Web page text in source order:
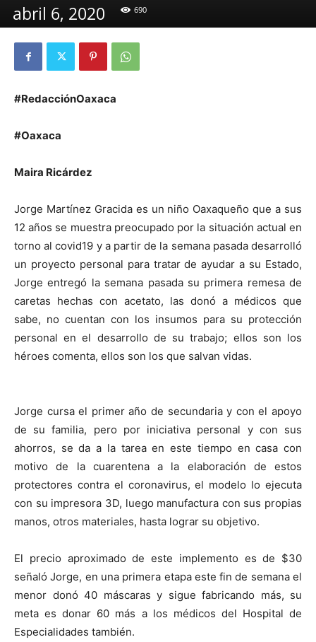
abril 6, 2020 690
#RedacciónOaxaca
#Oaxaca
Maira Ricárdez
Jorge Martínez Gracida es un niño Oaxaqueño que a sus
12 años se muestra preocupado por la situación actual en
torno al covid19 y a partir de la semana pasada desarrolló
un proyecto personal para tratar de ayudar a su Estado,
Jorge entregó la semana pasada su primera remesa de
caretas hechas con acetato, las donó a médicos que
sabe, no cuentan con los insumos para su protección
personal en el desarrollo de su trabajo; ellos son los
héroes comenta, ellos son los que salvan vidas.
Jorge cursa el primer año de secundaria y con el apoyo
de su familia, pero por iniciativa personal y con sus
ahorros, se da a la tarea en este tiempo en casa con
motivo de la cuarentena a la elaboración de estos
protectores contra el coronavirus, el modelo lo ejecuta
con su impresora 3D, luego manufactura con sus propias
manos, otros materiales, hasta lograr su objetivo.
El precio aproximado de este implemento es de $30
señaló Jorge, en una primera etapa este fin de semana el
menor donó 40 máscaras y sigue fabricando más, su
meta es donar 60 más a los médicos del Hospital de
Especialidades también.